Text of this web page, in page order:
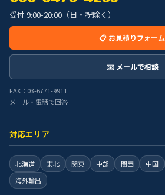
受付 9:00-20:00（日・祝除く）
📋 お見積りフォーム
✉️ メールで相談
FAX：03-6771-9911
メール・電話で回答
対応エリア
北海道 東北 関東 中部 関西 中国
海外輸出